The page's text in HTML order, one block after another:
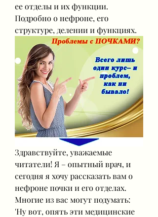
ее отделы и их функции.
Подробно о нефроне, его
структуре, делении и функциях.
Здравствуйте, уважаемые
читатели! Я – опытный врач, и
сегодня я хочу рассказать вам о
нефроне почки и его отделах.
Многие из вас могут подумать:
'Ну вот, опять эти медицинские